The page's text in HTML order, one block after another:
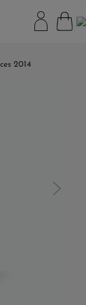
2014